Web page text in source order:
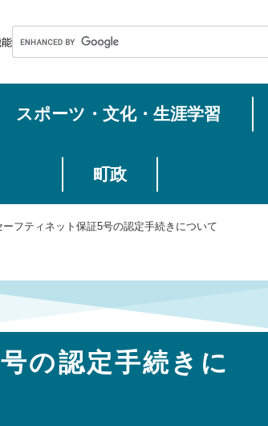
o
ム
検
スポーツ・文化・生涯学習
町政
ーフティネット保証5号の認定手続きについて
の認定手続きに